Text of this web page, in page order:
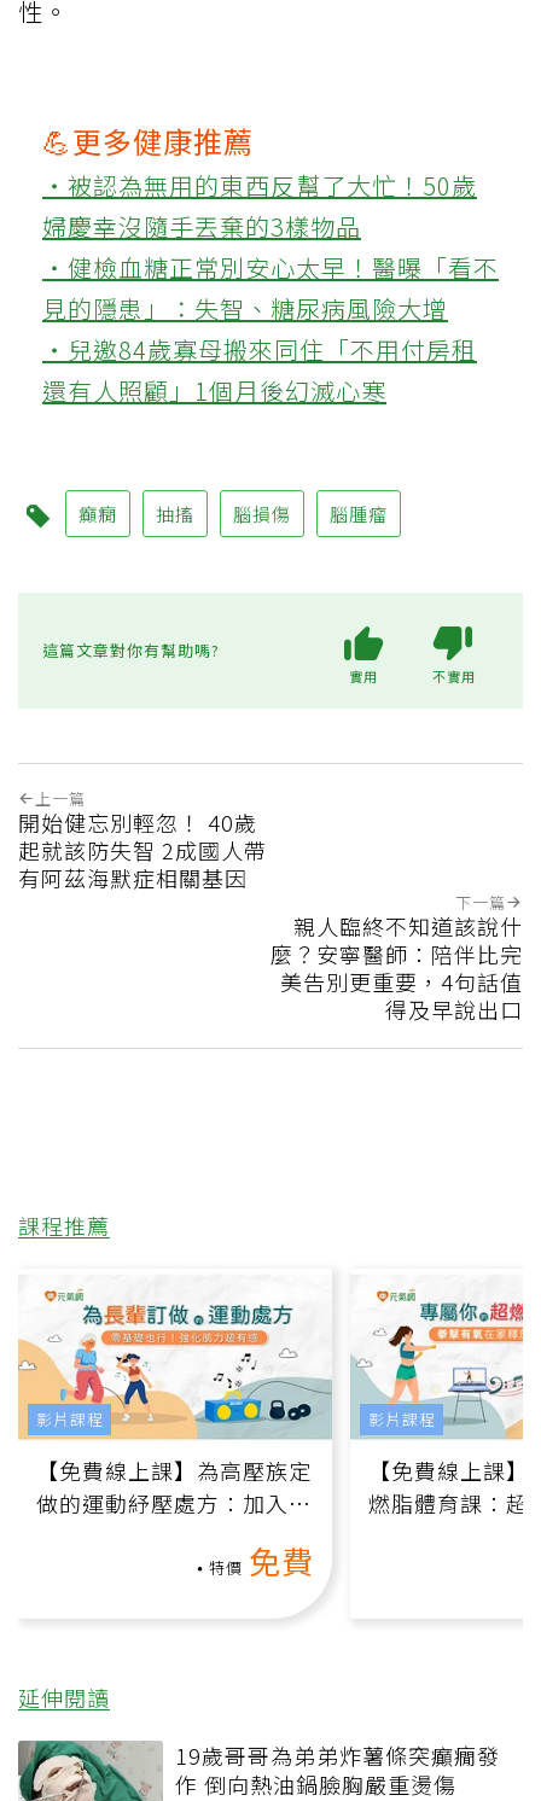
性。
💪更多健康推薦
‧被認為無用的東西反幫了大忙！50歲
婦慶幸沒隨手丟棄的3樣物品
‧健檢血糖正常別安心太早！醫曝「看不
見的隱患」：失智、糖尿病風險大增
‧兒邀84歲寡母搬來同住「不用付房租
還有人照顧」1個月後幻滅心寒
癲癇 抽搐 腦損傷 腦腫瘤
這篇文章對你有幫助嗎?
實用 不實用
上一篇
開始健忘別輕忽！ 40歲
起就該防失智 2成國人帶
有阿茲海默症相關基因
下一篇
親人臨終不知道該說什
麼？安寧醫師：陪伴比完
美告別更重要，4句話值
得及早說出口
課程推薦
【免費線上課】為高壓族定
做的運動紓壓處方：加入行
特價 免費
影片課程
【免費線上課
燃脂體育課：超
影片課程
延伸閱讀
19歲哥哥為弟弟炸薯條突癲癇發
作 倒向熱油鍋臉胸嚴重燙傷